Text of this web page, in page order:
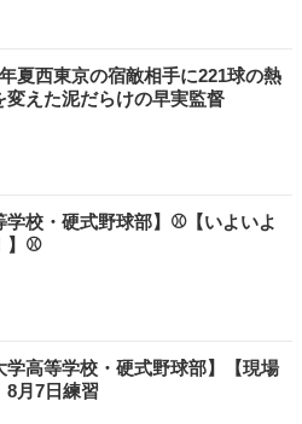
夏西東京の宿敵相手に221球の熱
えた泥だらけの早実監督
学校・硬式野球部】⚾【いよいよ
】⚾
学高等学校・硬式野球部】【現場
月7日練習